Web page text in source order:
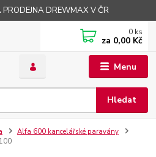
PRODEJNA DREWMAX V ČR
Menu
Hledat
0 ks
za 0,00 Kč
Alfa 600 kancelářské paravány